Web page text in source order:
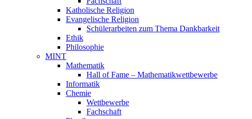
Katholische Religion
Evangelische Religion
Schülerarbeiten zum Thema Dankbarkeit
Ethik
Philosophie
MINT
Mathematik
Hall of Fame – Mathematikwettbewerbe
Informatik
Chemie
Wettbewerbe
Fachschaft